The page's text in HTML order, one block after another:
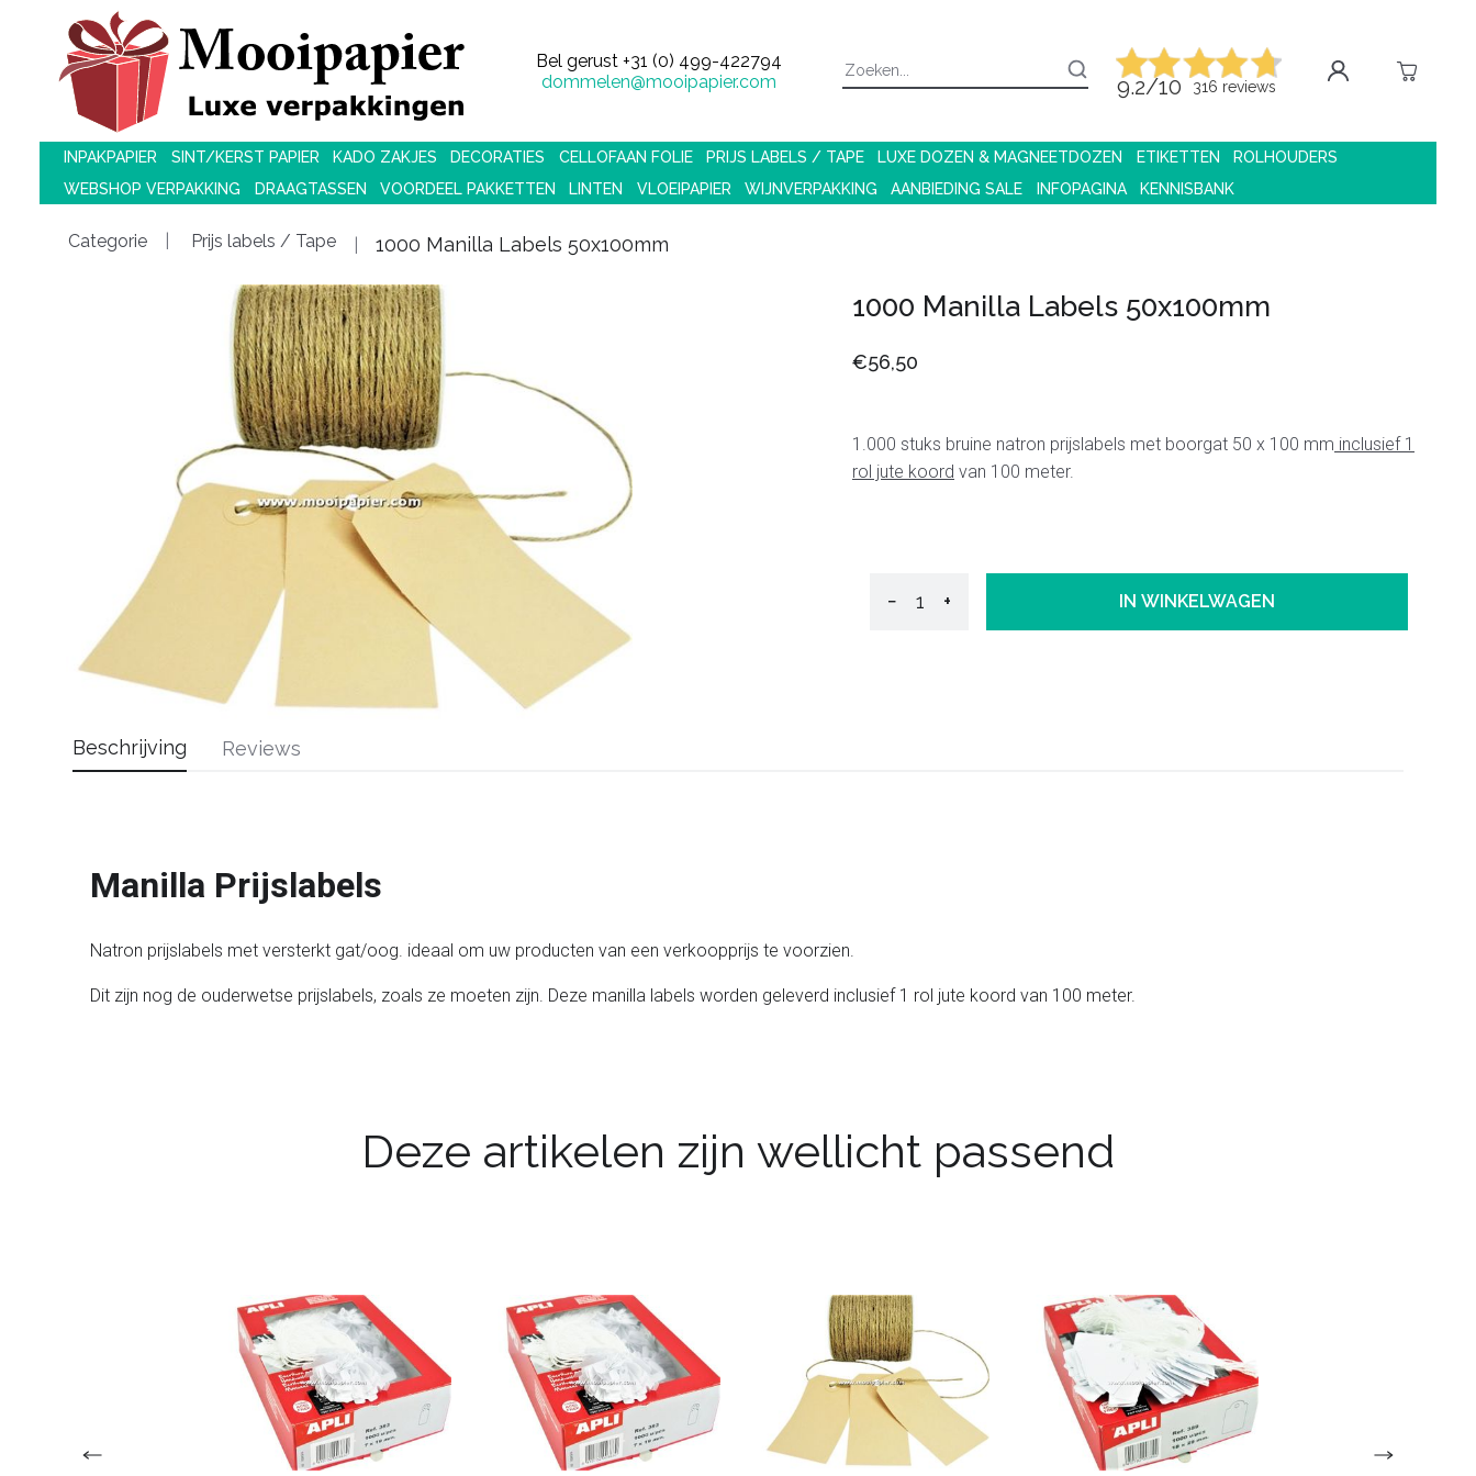
Bel gerust +31 (0) 499-422794
dommelen@mooipapier.com
9.2/10 316 reviews
INPAKPAPIER SINT/KERST PAPIER KADO ZAKJES DECORATIES CELLOFAAN FOLIE PRIJS LABELS / TAPE LUXE DOZEN & MAGNEETDOZEN ETIKETTEN
ROLHOUDERS
WEBSHOP VERPAKKING
DRAAGTASSEN VOORDEEL PAKKETTEN LINTEN VLOEIPAPIER WIJNVERPAKKING AANBIEDING SALE INFOPAGINA KENNISBANK
Categorie Prijs labels / Tape 1000 Manilla Labels 50x100mm
1000 Manilla Labels 50x100mm
€56,50
1.000 stuks bruine natron prijslabels met boorgat 50 x 100 mm inclusief 1
rol jute koord van 100 meter.
− + IN WINKELWAGEN
Beschrijving
Manilla Prijslabels
Natron prijslabels met versterkt gat/oog. ideaal om uw producten van een verkoopprijs te voorzien.
Dit zijn nog de ouderwetse prijslabels, zoals ze moeten zijn. Deze manilla labels worden geleverd inclusief 1 rol jute koord van 100 meter.
Reviews
Deze artikelen zijn wellicht passend